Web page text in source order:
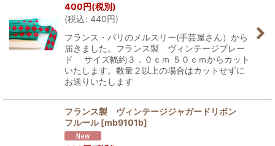
400円(税別)
(税込: 440円)
フランス・パリのメルスリー(手芸屋さん）から
届きました。フランス製 ヴィンテージブレー
ド サイズ幅約３．０ｃｍ ５０ｃｍからカット
いたします。数量２以上の場合はカットせずに
お送りいたします
フランス製 ヴィンテージジャガードリボン
フルール [mb9101b]